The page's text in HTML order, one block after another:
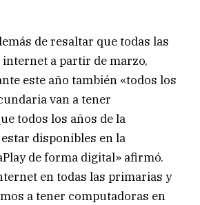
de resaltar que todas las
a partir de marzo,
este año también «todos los
van a tener
todos los años de la
disponibles en la
de forma digital» afirmó.
en todas las primarias y
a tener computadoras en